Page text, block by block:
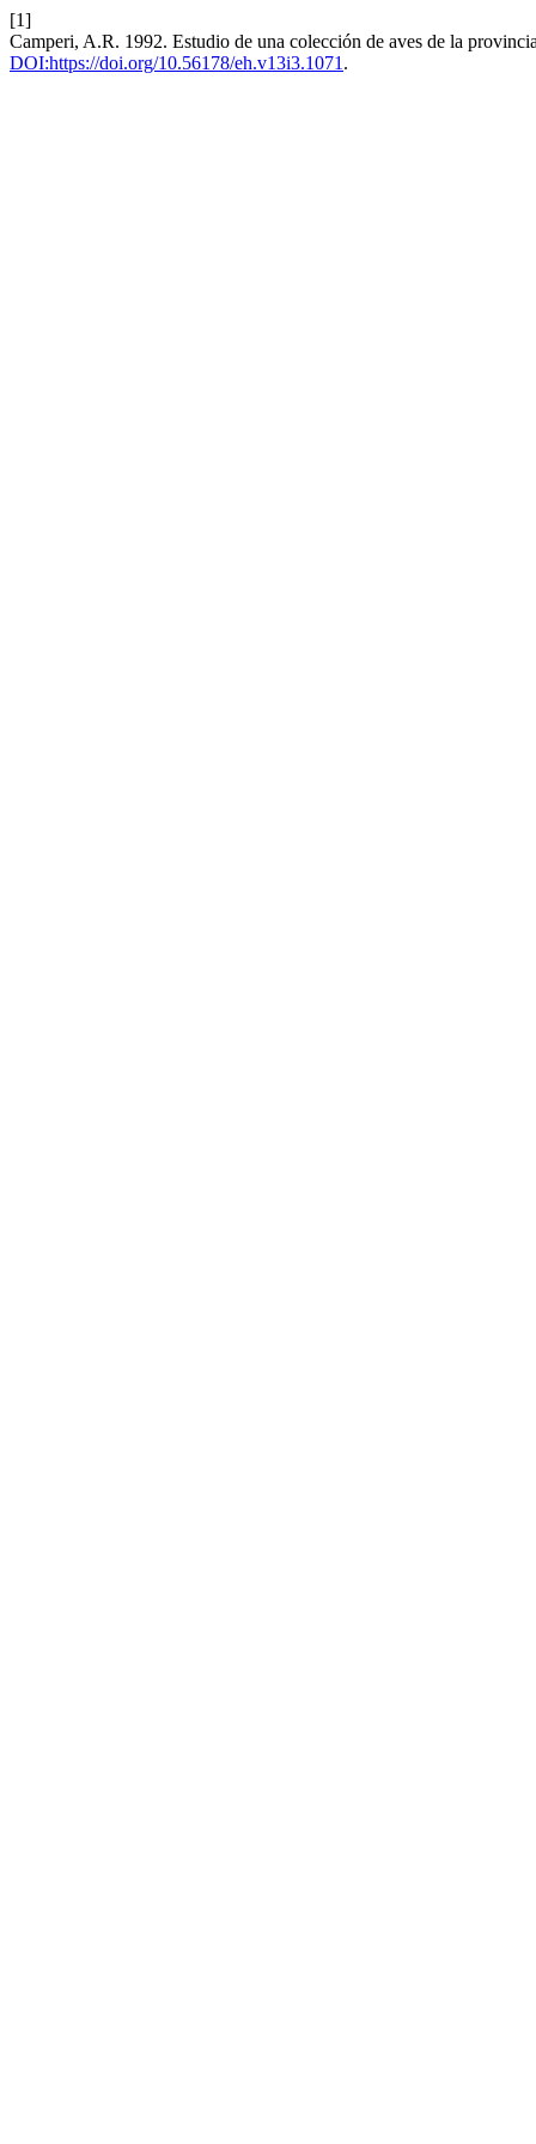
[1]
Camperi, A.R. 1992. Estudio de una colección de aves de la
DOI:https://doi.org/10.56178/eh.v13i3.1071 .